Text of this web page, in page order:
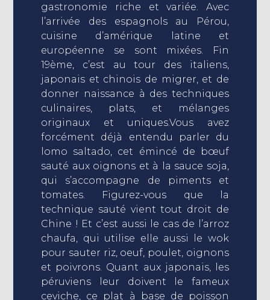
gastronomie riche et variée. Avec
l’arrivée des espagnols au Pérou,
cuisine d’amérique latine et
européenne se sont mixées. Fin
19ème, c’est au tour des italiens,
japonais et chinois de migrer, et de
donner naissance à des techniques
culinaires, plats, et mélanges
originaux et uniques.Vous avez
forcément déjà entendu parler du
lomo saltado, cet émincé de bœuf
sauté aux oignons et à la sauce soja,
qui s’accompagne de piments et
tomates. Figurez-vous que la
technique sauté vient tout droit de
Chine ! Et c’est aussi le cas de l’arroz
chaufa, qui utilise elle aussi le wok
pour sauter riz, oeuf, poulet, oignons
et poivrons. Quant aux japonais, les
péruviens leur doivent le fameux
ceviche, ce plat à base de poisson